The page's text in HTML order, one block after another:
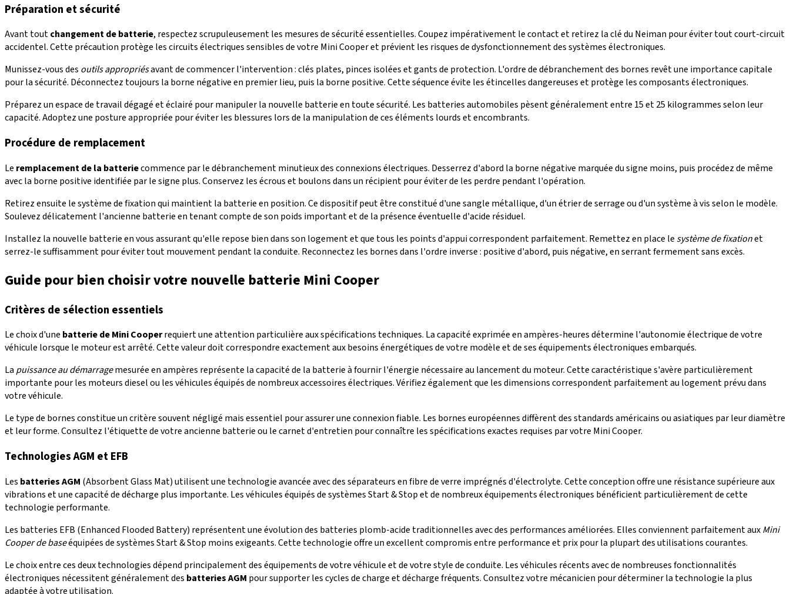
Préparation et sécurité
Avant toutchangement de batterie, respectez scrupuleusement les mesures de sécurité essentielles. Coupez impérativement le contact et retirez la clé du Neiman pour éviter tout court-circuit
accidentel. Cette précaution protège les circuits électriques sensibles de votre Mini Cooper et prévient les risques de dysfonctionnement des systèmes électroniques.
Munissez-vous des outils appropriésavant de commencer l'intervention : clés plates, pinces isolées et gants de protection. L'ordre de débranchement des bornes revêt une importance capitale
pour la sécurité. Déconnectez toujours la borne négative en premier lieu, puis la borne positive. Cette séquence évite les étincelles dangereuses et protège les composants électroniques.
Préparez un espace de travail dégagé et éclairé pour manipuler la nouvelle batterie en toute sécurité. Les batteries automobiles pèsent généralement entre 15 et 25 kilogrammes selon leur
capacité. Adoptez une posture appropriée pour éviter les blessures lors de la manipulation de ces éléments lourds et encombrants.
Procédure de remplacement
Le remplacement de la batteriecommence par le débranchement minutieux des connexions électriques. Desserrez d'abord la borne négative marquée du signe moins, puis procédez de même
avec la borne positive identifiée par le signe plus. Conservez les écrous et boulons dans un récipient pour éviter de les perdre pendant l'opération.
Retirez ensuite le système de fixation qui maintient la batterie en position. Ce dispositif peut être constitué d'une sangle métallique, d'un étrier de serrage ou d'un système à vis selon le modèle.
Soulevez délicatement l'ancienne batterie en tenant compte de son poids important et de la présence éventuelle d'acide résiduel.
Installez la nouvelle batterie en vous assurant qu'elle repose bien dans son logement et que tous les points d'appui correspondent parfaitement. Remettez en place le système de fixationet
serrez-le suffisamment pour éviter tout mouvement pendant la conduite. Reconnectez les bornes dans l'ordre inverse : positive d'abord, puis négative, en serrant fermement sans excès.
Guide pour bien choisir votre nouvelle batterie Mini Cooper
Critères de sélection essentiels
Le choix d'une batterie de Mini Cooperrequiert une attention particulière aux spécifications techniques. La capacité exprimée en ampères-heures détermine l'autonomie électrique de votre
véhicule lorsque le moteur est arrêté. Cette valeur doit correspondre exactement aux besoins énergétiques de votre modèle et de ses équipements électroniques embarqués.
La puissance au démarragemesurée en ampères représente la capacité de la batterie à fournir l'énergie nécessaire au lancement du moteur. Cette caractéristique s'avère particulièrement
importante pour les moteurs diesel ou les véhicules équipés de nombreux accessoires électriques. Vérifiez également que les dimensions correspondent parfaitement au logement prévu dans
votre véhicule.
Le type de bornes constitue un critère souvent négligé mais essentiel pour assurer une connexion fiable. Les bornes européennes diffèrent des standards américains ou asiatiques par leur diamètre
et leur forme. Consultez l'étiquette de votre ancienne batterie ou le carnet d'entretien pour connaître les spécifications exactes requises par votre Mini Cooper.
Technologies AGM et EFB
Les batteries AGM (Absorbent Glass Mat) utilisent une technologie avancée avec des séparateurs en fibre de verre imprégnés d'électrolyte. Cette conception offre une résistance supérieure aux
vibrations et une capacité de décharge plus importante. Les véhicules équipés de systèmes Start & Stop et de nombreux équipements électroniques bénéficient particulièrement de cette
technologie performante.
Les batteries EFB (Enhanced Flooded Battery) représentent une évolution des batteries plomb-acide traditionnelles avec des performances améliorées. Elles conviennent parfaitement auxMini
Cooper de baseéquipées de systèmes Start & Stop moins exigeants. Cette technologie offre un excellent compromis entre performance et prix pour la plupart des utilisations courantes.
Le choix entre ces deux technologies dépend principalement des équipements de votre véhicule et de votre style de conduite. Les véhicules récents avec de nombreuses fonctionnalités
électroniques nécessitent généralement des batteries AGM pour supporter les cycles de charge et décharge fréquents. Consultez votre mécanicien pour déterminer la technologie la plus
adaptée à votre utilisation.